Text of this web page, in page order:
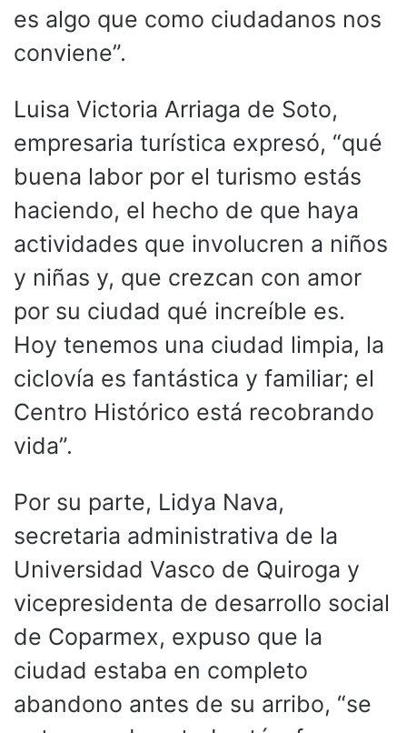
es algo que como ciudadanos nos
conviene”.
Luisa Victoria Arriaga de Soto,
empresaria turística expresó, “qué
buena labor por el turismo estás
haciendo, el hecho de que haya
actividades que involucren a niños
y niñas y, que crezcan con amor
por su ciudad qué increíble es.
Hoy tenemos una ciudad limpia, la
ciclovía es fantástica y familiar; el
Centro Histórico está recobrando
vida”.
Por su parte, Lidya Nava,
secretaria administrativa de la
Universidad Vasco de Quiroga y
vicepresidenta de desarrollo social
de Coparmex, expuso que la
ciudad estaba en completo
abandono antes de su arribo, “se